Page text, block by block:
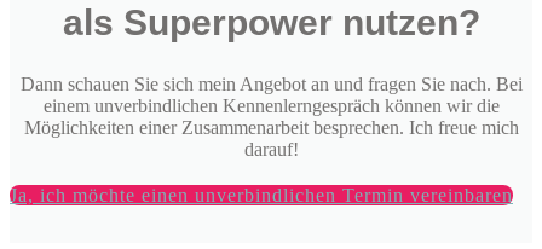
als Superpower nutzen?
Dann schauen Sie sich mein Angebot an und fragen Sie nach. Bei
einem unverbindlichen Kennenlerngespräch können wir die
Möglichkeiten einer Zusammenarbeit besprechen. Ich freue mich
darauf!
Ja, ich möchte einen unverbindlichen Termin vereinbaren